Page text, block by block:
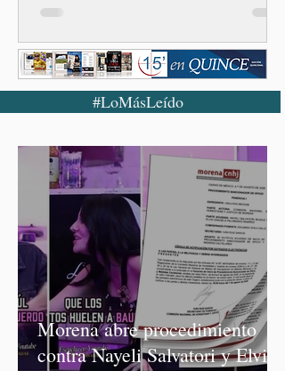
#LoMásLeído
Morena abre procedimiento
contra Nayeli Salvatori y Elvia